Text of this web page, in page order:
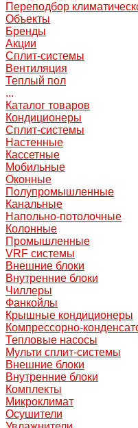
Переподбор
Объекты
Бренды
Акции
Сплит-системы
Вентиляция
Теплый пол
...
Каталог товаров
Кондиционеры
Сплит-системы
Настенные
Кассетные
Мобильные
Оконные
Полупромышленные
Канальные
Напольно-потолочные
Колонные
Промышленные
VRF системы
Внешние блоки
Внутренние блоки
Чиллеры
Фанкойлы
Крышные кондиционеры
Компрессорно-
Тепловые насосы
Мульти сплит-системы
Внешние блоки
Внутренние блоки
Комплекты
Микроклимат
Осушители